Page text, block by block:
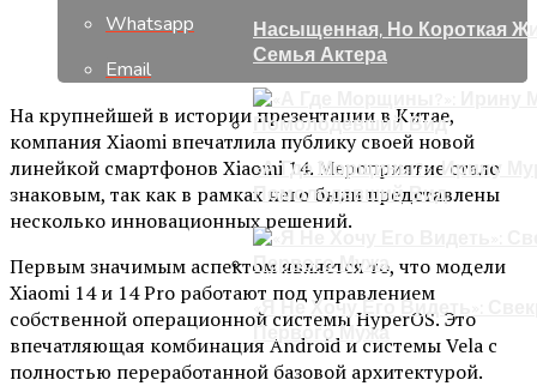
Насыщенная, Но Короткая
Семья Актера
«А Где Морщины?»: Ирину
Помолодевший Вид
«Я Не Хочу Его Видеть»:
Первого Мужа
Whatsapp
Email
На крупнейшей в истории презентации в Китае,
компания Xiaomi впечатлила публику своей новой
линейкой смартфонов Xiaomi 14. Мероприятие стало
знаковым, так как в рамках него были представлены
несколько инновационных решений.
Первым значимым аспектом является то, что модели
Xiaomi 14 и 14 Pro работают под управлением
собственной операционной системы HyperOS. Это
впечатляющая комбинация Android и системы Vela с
полностью переработанной базовой архитектурой.